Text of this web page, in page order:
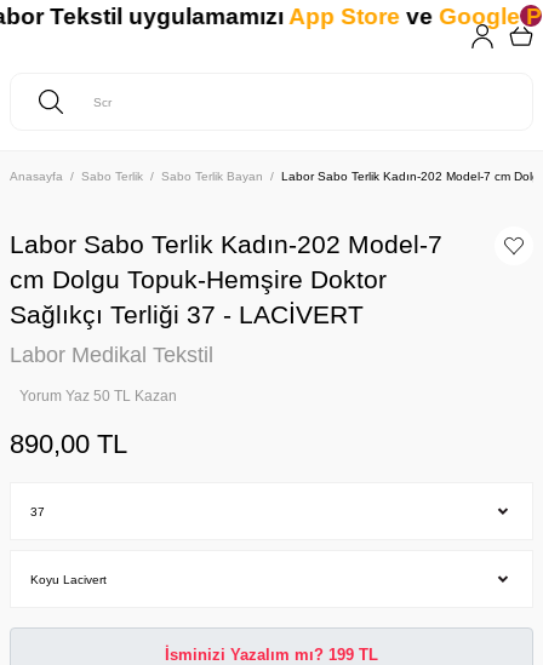
Anasayfa Sabo Terlik Sabo Terlik Bayan Labor Sabo Terlik Kadın-202 Model-7 cm
Labor Sabo Terlik Kadın-202 Model-7
cm Dolgu Topuk-Hemşire Doktor
Sağlıkçı Terliği 37 - LACİVERT
Labor Medikal Tekstil
Yorum Yaz 50 TL Kazan
890,00 TL
İsminizi Yazalım mı? 199 TL
Tekstil uygulamamızıApp StoreveGoogle Play